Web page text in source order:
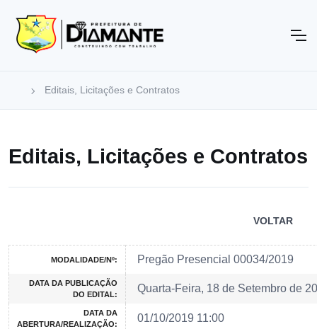
Editais, Licitações e Contratos
Editais, Licitações e Contratos
VOLTAR
MODALIDADE/Nº: Pregão Presencial 00034/2019
DATA DA PUBLICAÇÃO
DO EDITAL:
Quarta-Feira, 18 de Setembro de
DATA DA
ABERTURA/REALIZAÇÃO:
01/10/2019 11:00